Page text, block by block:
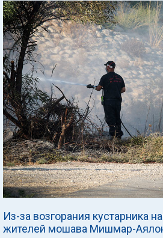
Из-за возгорания кустарника
жителей мошава Мишмар-